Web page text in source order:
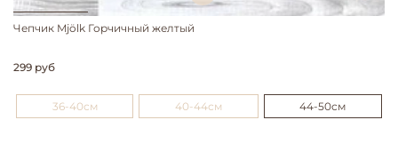
Чепчик Mjölk Горчичный желтый
299 руб
36-40см 40-44см 44-50см